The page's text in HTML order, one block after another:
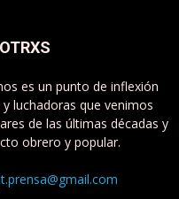
es un punto de inflexión
luchadoras que venimos
de las últimas décadas y
obrero y popular.